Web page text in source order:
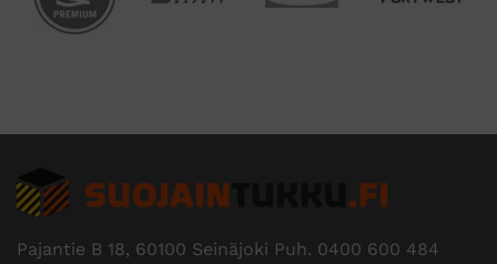
Pajantie B 18, 60100 Seinäjoki Puh. 0400 600 484